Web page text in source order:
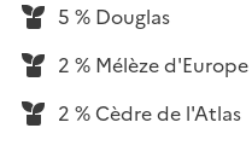
5 % Douglas
2 % Mélèze d'Europe
2 % Cèdre de l'Atlas